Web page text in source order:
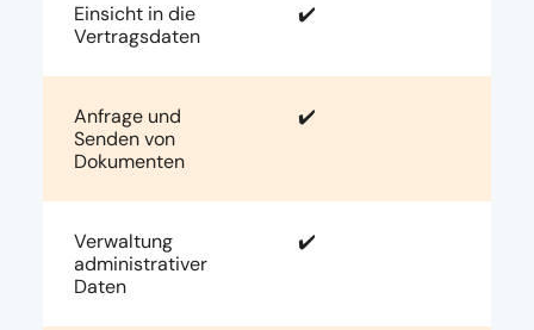
Einsicht in die
Vertragsdaten
✔️
Anfrage und
Senden von
Dokumenten
✔️
Verwaltung
administrativer
Daten
✔️